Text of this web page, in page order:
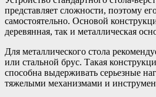
представляет сложности, поэтому
самостоятельно. Основой
деревянная, так и металлическая
Для металлического стола
или стальной брус. Такая
способна выдерживать серьезные
тяжелыми механизмами и